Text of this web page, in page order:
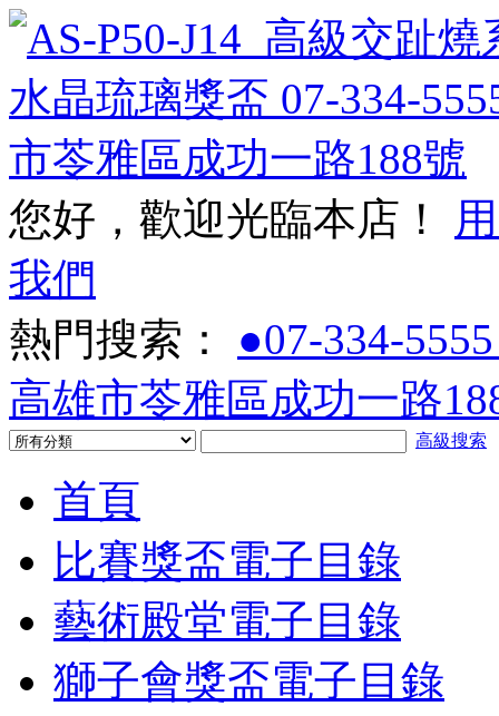
您好，歡迎光臨本店！
我們
熱門搜索： ●07-334-
高雄市苓雅區成功一路
高級搜索
首頁
比賽獎盃電子目錄
藝術殿堂電子目錄
獅子會獎盃電子目錄